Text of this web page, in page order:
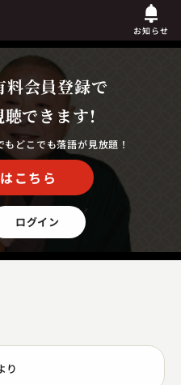
お知らせ
料会員登録で
聴できます!
どこでも落語が見放題！
こちら
ログイン
り